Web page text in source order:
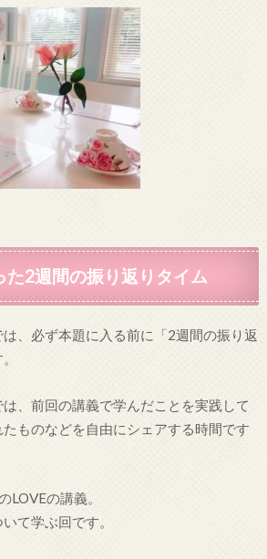
た2週間の振り返りタイム
、必ず本題に入る前に「2週間の振り返
、前回の講義で学んだことを実践して
ものなどを自由にシェアする時間です
LOVEの講義。
て学ぶ回です。